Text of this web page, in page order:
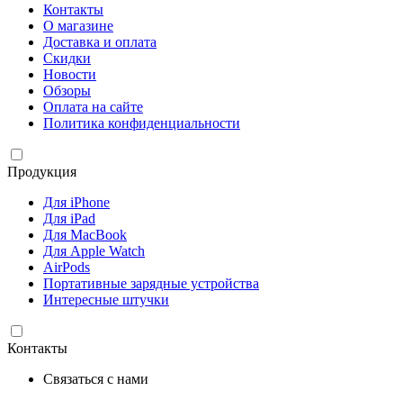
Контакты
О магазине
Доставка и оплата
Скидки
Новости
Обзоры
Оплата на сайте
Политика конфиденциальности
Продукция
Для iPhone
Для iPad
Для MacBook
Для Apple Watch
AirPods
Портативные зарядные устройства
Интересные штучки
Контакты
Связаться с нами